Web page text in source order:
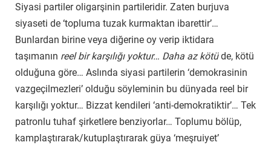
Siyasi partiler oligarşinin partileridir. Zaten burjuva
siyaseti de ‘topluma tuzak kurmaktan ibarettir’…
Bunlardan birine veya diğerine oy verip iktidara
taşımanın reel bir karşılığı yoktur… Daha az kötüde, kötü
olduğuna göre… Aslında siyasi partilerin ‘demokrasinin
vazgeçilmezleri’ olduğu söyleminin bu dünyada reel bir
karşılığı yoktur… Bizzat kendileri ‘anti-demokratiktir’… Tek
patronlu tuhaf şirketlere benziyorlar… Toplumu bölüp,
kamplaştırarak/kutuplaştırarak güya ‘meşruiyet’